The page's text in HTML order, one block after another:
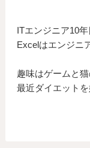
ITエンジニア10年
Excelはエンジニ
趣味はゲームと猫
最近ダイエット